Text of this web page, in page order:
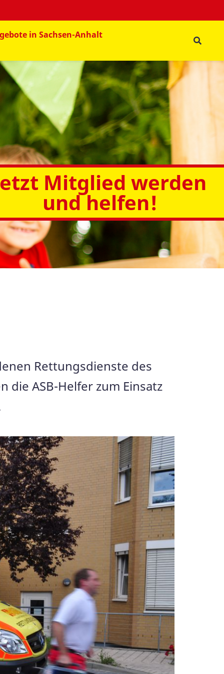
in Sachsen-Anhalt
Mitglied werden
und helfen!
Rettungsdienste des
ASB-Helfer zum Einsatz